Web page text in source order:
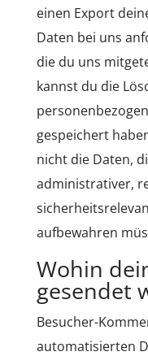
einen Export
Daten bei uns
die du uns
kannst du die
gespeichert
nicht die Daten,
administrativer,
aufbewahren
Wohin
gesendet
Besucher-
automatisierten